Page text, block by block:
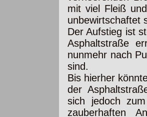
mit viel Fleiß
unbewirtschaftet
Der Aufstieg ist
Asphaltstraße
nunmehr nach
sind.
Bis hierher
der
sich jedoch
zauberhaften